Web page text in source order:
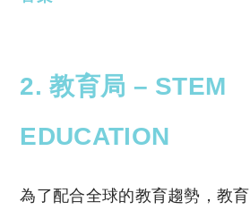
2. 教育局 – STEM
EDUCATION
為了配合全球的教育趨勢，教